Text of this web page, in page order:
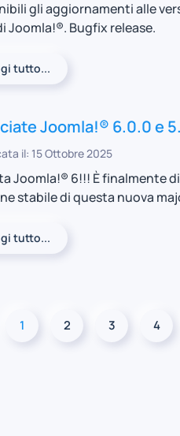
gli aggiornamenti alle
Joomla!®. Bugfix release.
tutto...
Joomla!® 6.0.0 e
il: 15 Ottobre 2025
Joomla!® 6!!! È finalmente
stabile di questa nuova
tutto...
1 2 3 4